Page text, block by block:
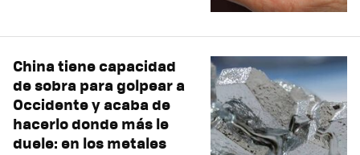
China tiene capacidad
de sobra para golpear a
Occidente y acaba de
hacerlo donde más le
duele: en los metales